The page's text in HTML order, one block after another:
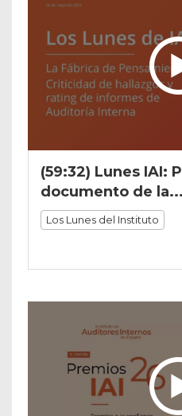
(59:32) Lunes IAI:
documento de la...
Los Lunes del Instituto